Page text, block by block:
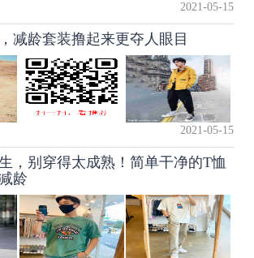
2021-05-15
减龄套装撸起来更夺人眼目
2021-05-15
，别穿得太成熟！简单干净的T恤
龄